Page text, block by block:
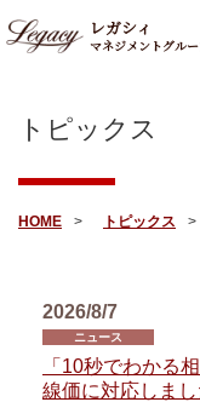
レガシィ
マネジメントグル
トピックス
HOME トピックス
2026/8/7
ニュース
「10秒でわかる
線価に対応しまし